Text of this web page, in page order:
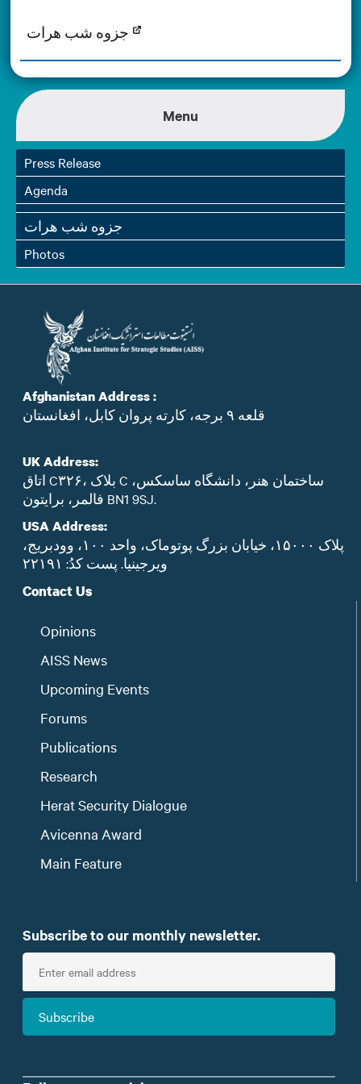
Menu
Press Release
Agenda
جزوه شب هرات
Photos
Afghanistan Address :
قلعه ۹ برجه، کارته پروان کابل، افغانستان
UK Address:
اتاق C۳۲۶، بلاک C ساختمان هنر، دانشگاه ساسکس،
فالمر، برایتون BN1 9SJ.
USA Address:
پلاک ۱۵۰۰۰، خیابان بزرگ پوتوماک، واحد ۱۰۰، وودبریج،
ویرجینیا. پست‌ کدُ: ۲۲۱۹۱
Contact Us
Opinions
AISS News
Upcoming Events
Forums
Publications
Research
Herat Security Dialogue
Avicenna Award
Main Feature
Subscribe to our monthly newsletter.
E
t
Subscribe